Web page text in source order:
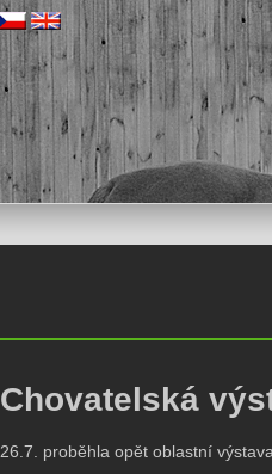
Chovatelská
26.7. proběhla opět oblastní